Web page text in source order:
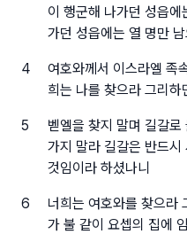
이 행군해 나가던 성읍
가던 성읍에는 열 명만
4
여호와께서 이스라엘 족
희는 나를 찾으라 그리하
5
벧엘을 찾지 말며 길갈
가지 말라 길갈은 반드시
것임이라 하셨나니
6
너희는 여호와를 찾으라
가 불 같이 요셉의 집에